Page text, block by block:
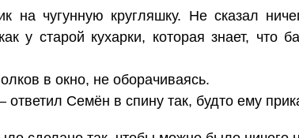
на чугунную кругляшку. Не сказал
у старой кухарки, которая знает, что
в окно, не оборачиваясь.
Семён в спину так, будто ему